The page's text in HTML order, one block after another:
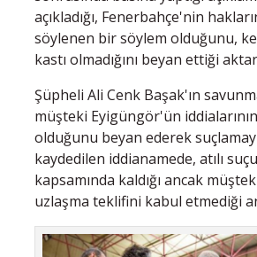
açıkladığı, Fenerbahçe'nin
söylenen bir söylem olduğunu,
kastı olmadığını beyan ettiği
Şüpheli Ali Cenk Başak'ın
müşteki Eyigüngör'ün iddialarının
olduğunu beyan ederek
kaydedilen iddianamede, atılı
kapsamında kaldığı ancak
uzlaşma teklifini kabul etmediği